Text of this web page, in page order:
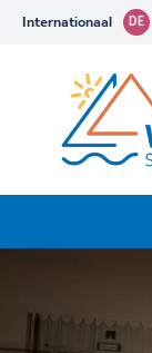
Internationaal DE